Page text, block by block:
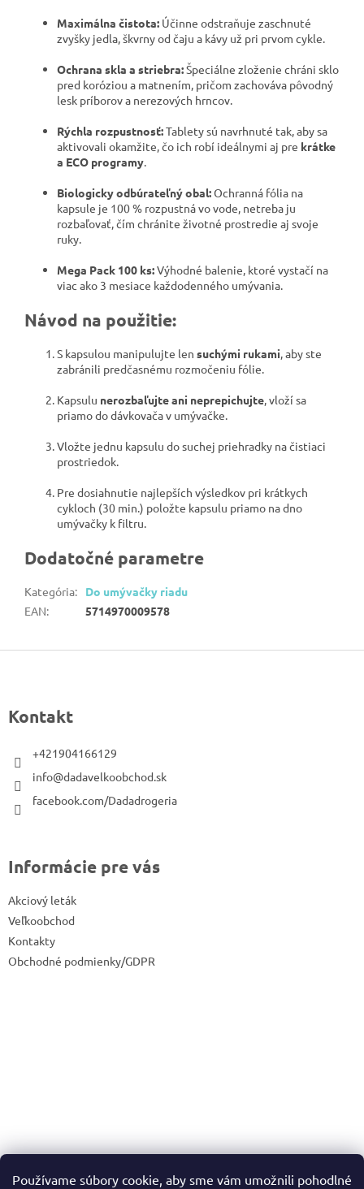
Používame súbory cookie, aby sme vám umožnili pohodlné
Maximálna čistota: Účinne odstraňuje zaschnuté
zvyšky jedla, škvrny od čaju a kávy už pri prvom cykle.
Ochrana skla a striebra:Špeciálne zloženie chráni sklo
pred koróziou a matnením, pričom zachováva pôvodný
lesk príborov a nerezových hrncov.
Rýchla rozpustnosť:Tablety sú navrhnuté tak, aby sa
aktivovali okamžite, čo ich robí ideálnymi aj pre krátke
a ECO programy.
Biologicky odbúrateľný obal:Ochranná fólia na
kapsule je 100 % rozpustná vo vode, netreba ju
rozbaľovať, čím chránite životné prostredie aj svoje
ruky.
Mega Pack 100 ks:Výhodné balenie, ktoré vystačí na
viac ako 3 mesiace každodenného umývania.
Návod na použitie:
S kapsulou manipulujte len suchými rukami, aby ste
zabránili predčasnému rozmočeniu fólie.
Kapsulu nerozbaľujte ani neprepichujte, vloží sa
priamo do dávkovača v umývačke.
Vložte jednu kapsulu do suchej priehradky na čistiaci
prostriedok.
Pre dosiahnutie najlepších výsledkov pri krátkych
cykloch (30 min.) položte kapsulu priamo na dno
umývačky k filtru.
Dodatočné parametre
Kategória:
Do umývačky riadu
EAN: 5714970009578
Z
p
äKontakt
+421904166129
info@dadavelkoobchod.sk
facebook.com/Dadadrogeria
Informácie pre vás
Akciový leták
Veľkoobchod
Kontakty
Obchodné podmienky/GDPR